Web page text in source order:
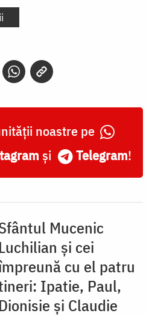
noastre pe
și Telegram!
Mucenic
Luchilian şi cei
cu el patru
Ipatie, Paul,
Dionisie și Claudie